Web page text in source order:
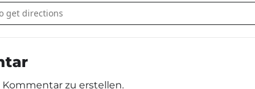
aktuell [n5J4JILdX]
zu erstellen.